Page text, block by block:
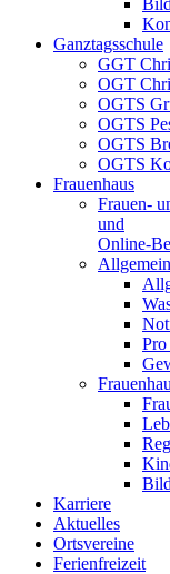
Ganztagsschule
GGT
OGT
OGTS
OGTS
OGTS
OGTS
Frauenhaus
Frauen-
und
Online-
Karriere
Aktuelles
Ortsvereine
Ferienfreizeit